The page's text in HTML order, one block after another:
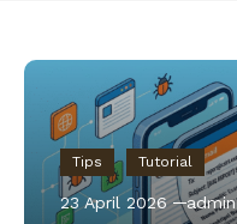
Tips Tutorial
23 April 2026 admin